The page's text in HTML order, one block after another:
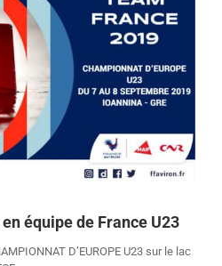
équipe de France U23
D’EUROPE U23 sur le lac